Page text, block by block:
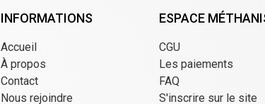
INFORMATIONS
Accueil
À propos
Contact
Nous rejoindre
ESPACE
CGU
Les paiements
FAQ
S'inscrire sur le site